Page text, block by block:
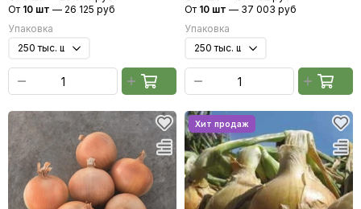
От 10 шт — 26 125 руб
Упаковка
От 10 шт — 37 003 руб
Упаковка